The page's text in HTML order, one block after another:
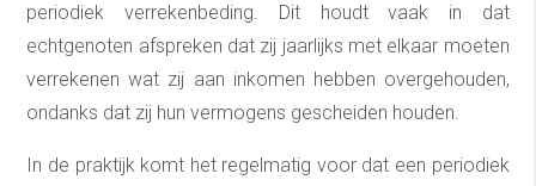
periodiek verrekenbeding. Dit houdt vaak in dat
echtgenoten afspreken dat zij jaarlijks met elkaar moeten
verrekenen wat zij aan inkomen hebben overgehouden,
ondanks dat zij hun vermogens gescheiden houden.
In de praktijk komt het regelmatig voor dat een periodiek